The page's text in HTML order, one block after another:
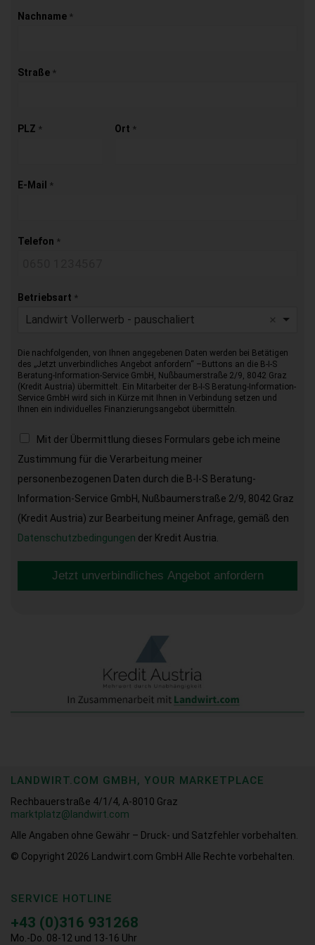
Nachname *
Straße *
PLZ * Ort *
E-Mail *
Telefon *
Betriebsart *
Landwirt Vollerwerb - pauschaliert
Die nachfolgenden, von Ihnen angegebenen Daten werden bei Betätigen
des „Jetzt unverbindliches Angebot anfordern“ –Buttons an die B-I-S
Beratung-Information-Service GmbH, Nußbaumerstraße 2/9, 8042 Graz
(Kredit Austria) übermittelt. Ein Mitarbeiter der B-I-S Beratung-Information-
Service GmbH wird sich in Kürze mit Ihnen in Verbindung setzen und
Ihnen ein individuelles Finanzierungsangebot übermitteln.
Mit der Übermittlung dieses Formulars gebe ich meine
Zustimmung für die Verarbeitung meiner
personenbezogenen Daten durch die B-I-S Beratung-
Information-Service GmbH, Nußbaumerstraße 2/9, 8042 Graz
(Kredit Austria) zur Bearbeitung meiner Anfrage, gemäß den
Datenschutzbedingungen der Kredit Austria.
Jetzt unverbindliches Angebot anfordern
LANDWIRT.COM GMBH, YOUR MARKETPLACE
Rechbauerstraße 4/1/4, A-8010 Graz
marktplatz@landwirt.com
Alle Angaben ohne Gewähr – Druck- und Satzfehler vorbehalten.
© Copyright 2026
Landwirt.com GmbH Alle Rechte vorbehalten.
SERVICE HOTLINE
+43 (0)316 931268
Mo.-Do. 08-12 und 13-16 Uhr